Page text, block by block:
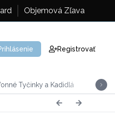
Objemová Zľava
Registrovať
Tyčinky a Kadidlá